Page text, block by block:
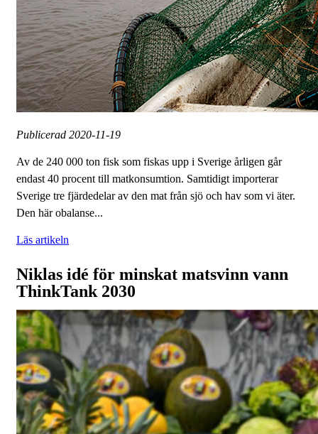
Publicerad 2020-11-19
Av de 240 000 ton fisk som fiskas upp i Sverige årligen går
endast 40 procent till matkonsumtion. Samtidigt importerar
Sverige tre fjärdedelar av den mat från sjö och hav som vi äter.
Den här obalanse...
Läs artikeln
Niklas idé för minskat matsvinn vann
ThinkTank 2030